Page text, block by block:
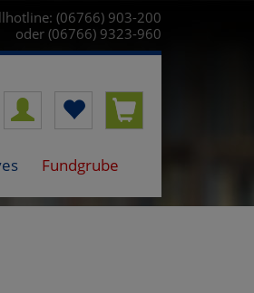
(06766) 903-200
oder (06766) 9323-960
Fundgrube